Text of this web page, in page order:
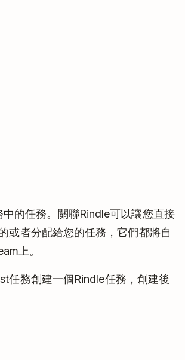
的任務。關聯Rindle可以讓您直接
或者分配給您的任務，它們都將自
上。
任務創建一個Rindle任務，創建後